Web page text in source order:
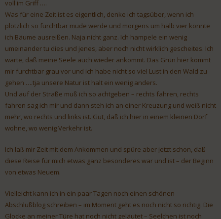
voll im Griff ….
Was für eine Zeit ist es eigentlich, denke ich tagsüber, wenn ich
plötzlich so furchtbar müde werde und morgens um halb vier könnte
ich Bäume ausreißen. Naja nicht ganz. Ich hampele ein wenig
umeinander tu dies und jenes, aber noch nicht wirklich gescheites. Ich
warte, daß meine Seele auch wieder ankommt. Das Grün hier kommt
mir furchtbar grau vor und ich habe nicht so viel Lust in den Wald zu
gehen ….tja unsere Natur ist halt ein wenig anders.
Und auf der Straße muß ich so achtgeben – rechts fahren, rechts
fahren sag ich mir und dann steh ich an einer Kreuzung und weiß nicht
mehr, wo rechts und links ist. Gut, daß ich hier in einem kleinen Dorf
wohne, wo wenig Verkehr ist.
Ich laß mir Zeit mit dem Ankommen und spüre aber jetzt schon, daß
diese Reise für mich etwas ganz besonderes war und ist – der Beginn
von etwas Neuem.
Vielleicht kann ich in ein paar Tagen noch einen schönen
Abschlußblog schreiben – im Moment geht es noch nicht so richtig. Die
Glocke an meiner Türe hat noch nicht geläutet – Seelchen ist noch